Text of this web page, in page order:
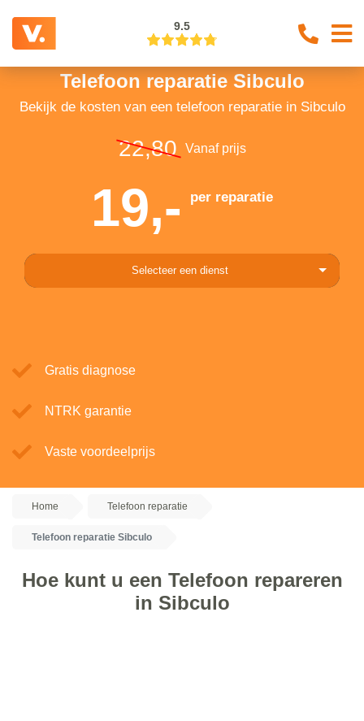
9.5
Telefoon reparatie Sibculo
Bekijk de kosten van een telefoon reparatie in Sibculo
22,80 Vanaf prijs
19,- per reparatie
Selecteer een dienst
Gratis diagnose
NTRK garantie
Vaste voordeelprijs
Home Telefoon reparatie
Telefoon reparatie Sibculo
Hoe kunt u een Telefoon repareren
in Sibculo